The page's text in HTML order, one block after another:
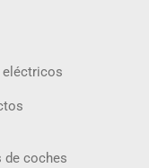
eléctricos
de coches